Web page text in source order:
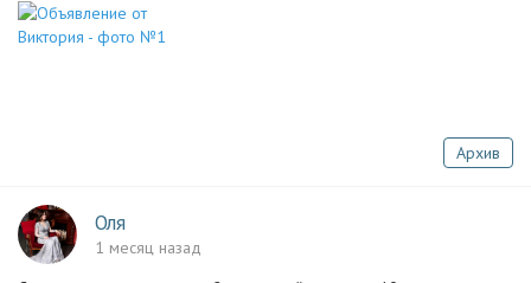
Архив
Оля
1 месяц назад